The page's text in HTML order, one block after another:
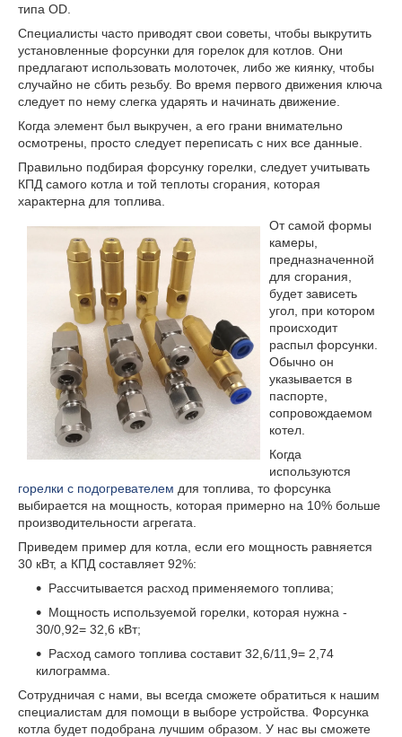
типа OD.
Специалисты часто приводят свои советы, чтобы выкрутить
установленные форсунки для горелок для котлов. Они
предлагают использовать молоточек, либо же киянку, чтобы
случайно не сбить резьбу. Во время первого движения ключа
следует по нему слегка ударять и начинать движение.
Когда элемент был выкручен, а его грани внимательно
осмотрены, просто следует переписать с них все данные.
Правильно подбирая форсунку горелки, следует учитывать
КПД самого котла и той теплоты сгорания, которая
характерна для топлива.
От самой формы
камеры,
предназначенной
для сгорания,
будет зависеть
угол, при котором
происходит
распыл форсунки.
Обычно он
указывается в
паспорте,
сопровождаемом
котел.
Когда
используются
горелки с подогревателем для топлива, то форсунка
выбирается на мощность, которая примерно на 10% больше
производительности агрегата.
Приведем пример для котла, если его мощность равняется
30 кВт, а КПД составляет 92%:
Рассчитывается расход применяемого топлива;
Мощность используемой горелки, которая нужна -
30/0,92= 32,6 кВт;
Расход самого топлива составит 32,6/11,9= 2,74
килограмма.
Сотрудничая с нами, вы всегда сможете обратиться к нашим
специалистам для помощи в выборе устройства. Форсунка
котла будет подобрана лучшим образом. У нас вы сможете